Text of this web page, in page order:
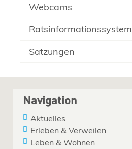
Webcams
Ratsinformationssystem
Satzungen
Navigation
Aktuelles
Erleben & Verweilen
Leben & Wohnen